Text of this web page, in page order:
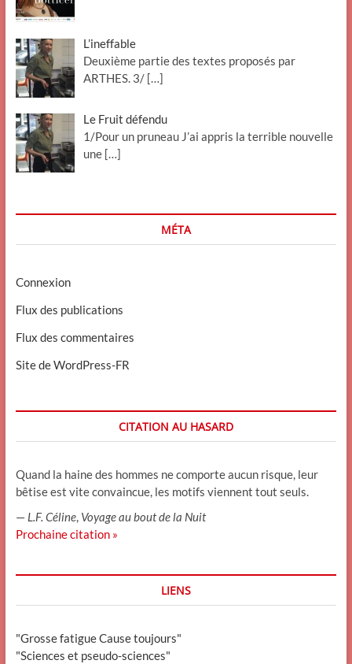
L’ineffable
Deuxième partie des textes proposés par
ARTHES. 3/ […]
Le Fruit défendu
1/Pour un pruneau J’ai appris la terrible nouvelle
une […]
MÉTA
Connexion
Flux des publications
Flux des commentaires
Site de WordPress-FR
CITATION AU HASARD
Quand la haine des hommes ne comporte aucun risque, leur
bêtise est vite convaincue, les motifs viennent tout seuls.
— L.F. Céline, Voyage au bout de la Nuit
Prochaine citation »
LIENS
"Grosse fatigue Cause toujours"
"Sciences et pseudo-sciences"